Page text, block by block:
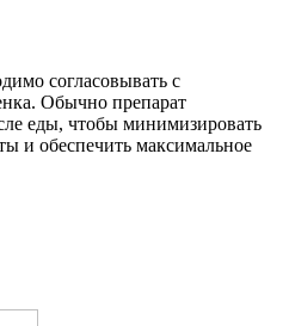
согласовывать с
Обычно препарат
еды, чтобы минимизировать
и обеспечить максимальное